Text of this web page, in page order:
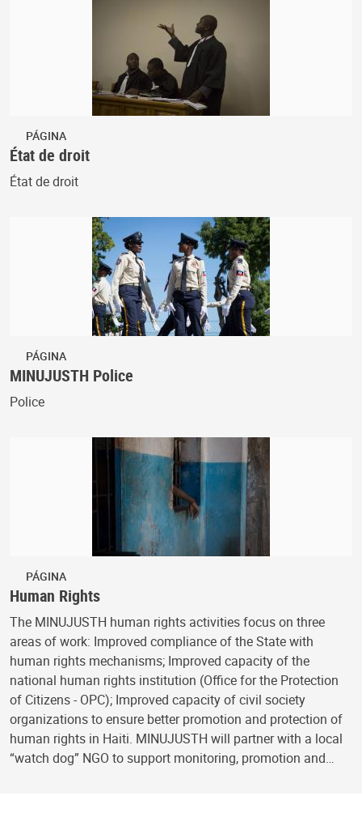
PÁGINA
État de droit
État de droit
PÁGINA
MINUJUSTH Police
Police
PÁGINA
Human Rights
The MINUJUSTH human rights activities focus on three
areas of work: Improved compliance of the State with
human rights mechanisms; Improved capacity of the
national human rights institution (Office for the Protection
of Citizens - OPC); Improved capacity of civil society
organizations to ensure better promotion and protection of
human rights in Haiti. MINUJUSTH will partner with a local
“watch dog” NGO to support monitoring, promotion and…